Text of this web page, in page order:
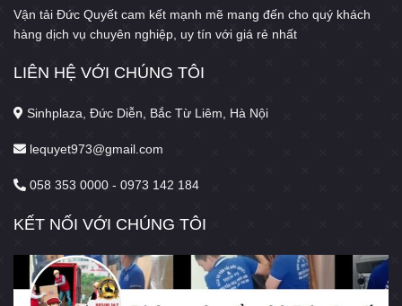
Vận tải Đức Quyết cam kết mạnh mẽ mang đến cho quý khách
hàng dịch vụ chuyên nghiệp, uy tín với giá rẻ nhất
LIÊN HỆ VỚI CHÚNG TÔI
Sinhplaza, Đức Diễn, Bắc Từ Liêm, Hà Nội
lequyet973@gmail.com
058 353 0000 - 0973 142 184
KẾT NỐI VỚI CHÚNG TÔI